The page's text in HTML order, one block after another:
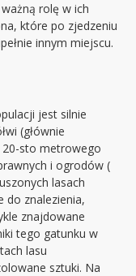
rolę w ich
które po zjedzeniu
innym miejscu.
jest silnie
(głównie
20-sto metrowego
i ogrodów (
lasach
do znalezienia,
znajdowane
tego gatunku w
lasu
sztuki. Na